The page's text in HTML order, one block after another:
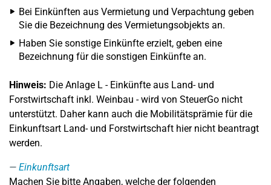
Bei Einkünften aus Vermietung und Verpachtung geben
Sie die Bezeichnung des Vermietungsobjekts an.
Haben Sie sonstige Einkünfte erzielt, geben eine
Bezeichnung für die sonstigen Einkünfte an.
Hinweis: Die Anlage L - Einkünfte aus Land- und
Forstwirtschaft inkl. Weinbau - wird von SteuerGo nicht
unterstützt. Daher kann auch die Mobilitätsprämie für die
Einkunftsart Land- und Forstwirtschaft hier nicht beantragt
werden.
Einkunftsart
Machen Sie bitte Angaben, welche der folgenden